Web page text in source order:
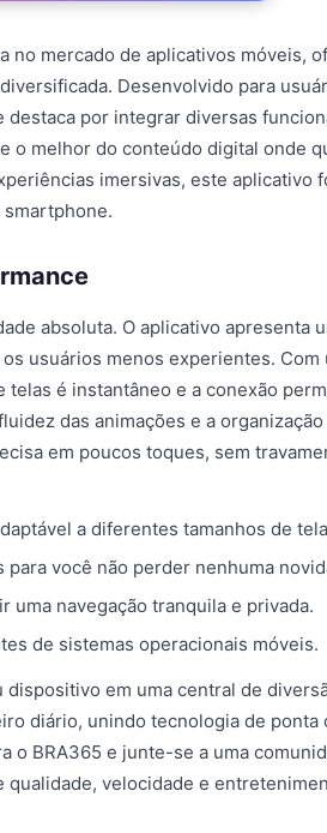
no mercado de aplicativos móveis,
Desenvolvido para
por integrar diversas
o melhor do conteúdo digital onde
imersivas, este aplicativo
absoluta. O aplicativo apresenta
usuários menos experientes. Com
é instantâneo e a conexão
das animações e a
em poucos toques, sem
a diferentes tamanhos de
você não perder nenhuma
uma navegação tranquila e privada.
de sistemas operacionais móveis.
em uma central de
diário, unindo tecnologia de ponta
o BRA365 e junte-se a uma
velocidade e